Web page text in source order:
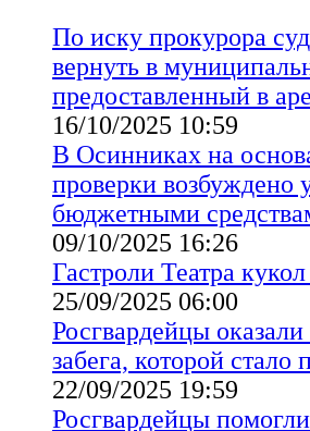
По иску прокурора
вернуть в
предоставленный в
16/10/2025 10:59
В Осинниках на
проверки возбуждено
бюджетными
09/10/2025 16:26
Гастроли Театра
25/09/2025 06:00
Росгвардейцы
забега, которой стало
22/09/2025 19:59
Росгвардейцы